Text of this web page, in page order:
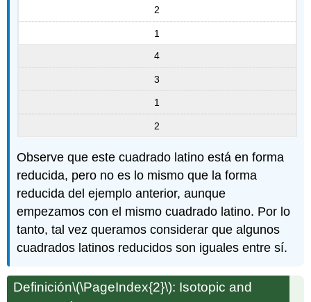
2
1
4
3
1
2
Observe que este cuadrado latino está en forma
reducida, pero no es lo mismo que la forma
reducida del ejemplo anterior, aunque
empezamos con el mismo cuadrado latino. Por lo
tanto, tal vez queramos considerar que algunos
cuadrados latinos reducidos son iguales entre sí.
Definición\(\PageIndex{2}\): Isotopic and